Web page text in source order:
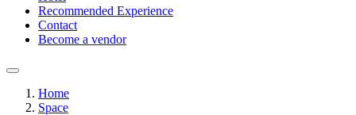
Recommended Experience
Contact
Become a vendor
Home
Space